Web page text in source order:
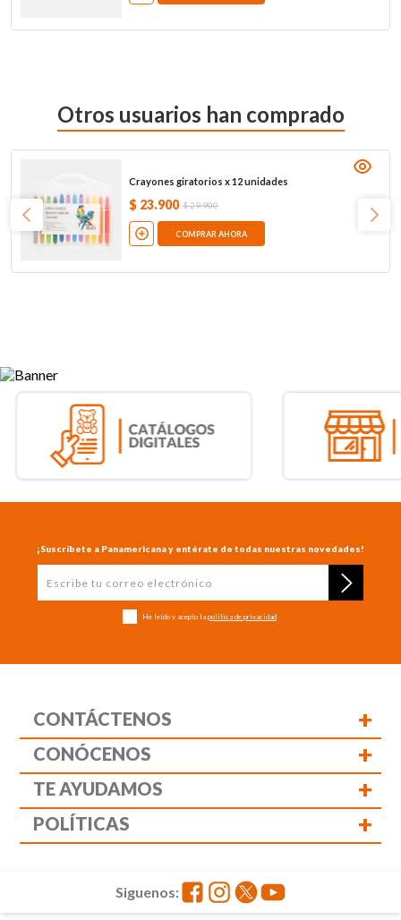
Otros usuarios han comprado
Crayones giratorios x 12 unidades
$ 23.900 $29.900
COMPRAR AHORA
¡Suscríbete a Panamericana y entérate de todas nuestras novedades!
He leído y acepto la política de privacidad
CONTÁCTENOS +
CONÓCENOS +
TE AYUDAMOS +
POLÍTICAS +
Siguenos: